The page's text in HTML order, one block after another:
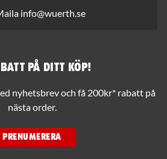
info@wuerth.se
på ditt köp!
nyhetsbrev och få 200kr* rabatt på
nästa order.
PRENUMERERA